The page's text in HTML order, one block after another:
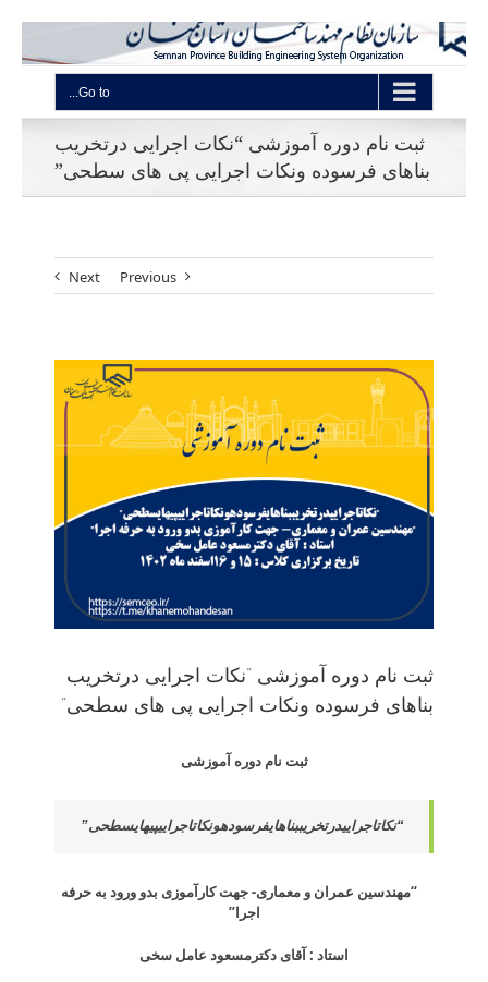
Go to...
ثبت نام دوره آموزشی “نکات اجرایی درتخریب
بناهای فرسوده ونکات اجرایی پی های سطحی”
Previous
Next
View
Larger
Image
ثبت نام دوره آموزشی “نکات اجرایی درتخریب
بناهای فرسوده ونکات اجرایی پی های سطحی”
ثبت نام دوره آموزشی
“نکاتاجراییدرتخریببناهایفرسودهونکاتاجراییپیهایسطحی”
“مهندسین عمران و معماری- جهت کارآموزی بدو ورود به حرفه
اجرا”
استاد : آقای دکترمسعود عامل سخی